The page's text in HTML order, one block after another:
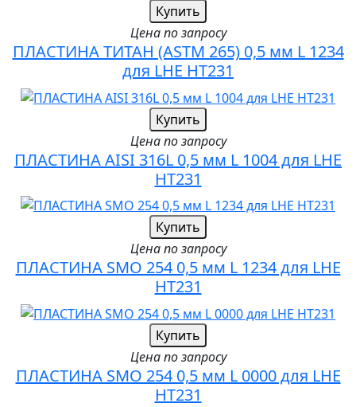
Купить
Цена по запросу
ПЛАСТИНА ТИТАН (ASTM 265) 0,5 мм L 1234
для LHE HT231
Купить
Цена по запросу
ПЛАСТИНА AISI 316L 0,5 мм L 1004 для LHE
HT231
Купить
Цена по запросу
ПЛАСТИНА SMO 254 0,5 мм L 1234 для LHE
HT231
Купить
Цена по запросу
ПЛАСТИНА SMO 254 0,5 мм L 0000 для LHE
HT231